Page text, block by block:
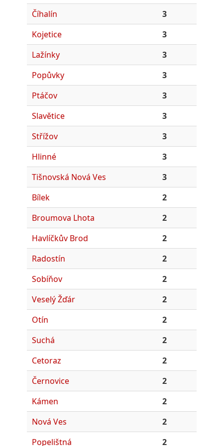
Číhalín
3
Kojetice
3
Lažínky
3
Popůvky
3
Ptáčov
3
Slavětice
3
Střížov
3
Hlinné
3
Tišnovská Nová Ves
3
Bílek
2
Broumova Lhota
2
Havlíčkův Brod
2
Radostín
2
Sobíňov
2
Veselý Žďár
2
Otín
2
Suchá
2
Cetoraz
2
Černovice
2
Kámen
2
Nová Ves
2
Popelištná
2